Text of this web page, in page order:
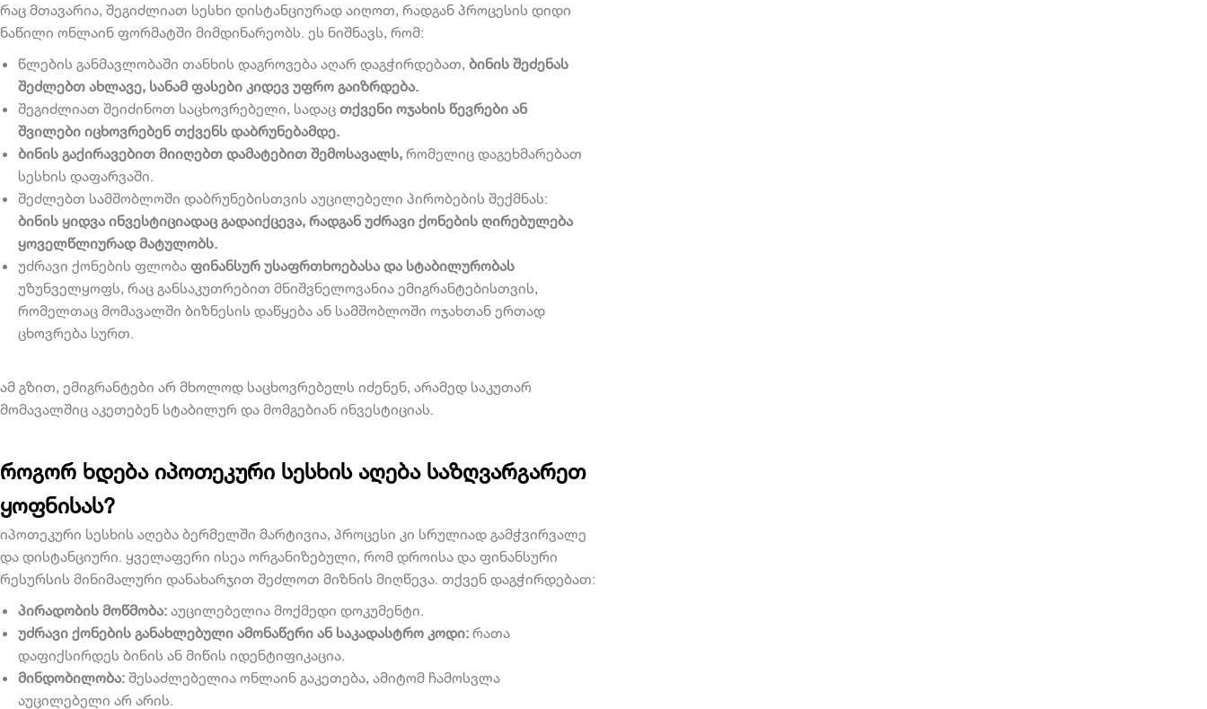
რაც მთავარია, შეგიძლიათ სესხი დისტანციურად აიღოთ, რადგან პროცესის დიდი
ნაწილი ონლაინ ფორმატში მიმდინარეობს. ეს ნიშნავს, რომ:
წლების განმავლობაში თანხის დაგროვება აღარ დაგჭირდებათ, ბინის შეძენას
შეძლებთ ახლავე, სანამ ფასები კიდევ უფრო გაიზრდება.
შეგიძლიათ შეიძინოთ საცხოვრებელი, სადაც თქვენი ოჯახის წევრები ან
შვილები იცხოვრებენ თქვენს დაბრუნებამდე.
ბინის გაქირავებით მიიღებთ დამატებით შემოსავალს, რომელიც დაგეხმარებათ
სესხის დაფარვაში.
შეძლებთ სამშობლოში დაბრუნებისთვის აუცილებელი პირობების შექმნას:
ბინის ყიდვა ინვესტიციადაც გადაიქცევა, რადგან უძრავი ქონების ღირებულება
ყოველწლიურად მატულობს.
უძრავი ქონების ფლობა ფინანსურ უსაფრთხოებასა და სტაბილურობას
უზუნველყოფს, რაც განსაკუთრებით მნიშვნელოვანია ემიგრანტებისთვის,
რომელთაც მომავალში ბიზნესის დაწყება ან სამშობლოში ოჯახთან ერთად
ცხოვრება სურთ.
ამ გზით, ემიგრანტები არ მხოლოდ საცხოვრებელს იძენენ, არამედ საკუთარ
მომავალშიც აკეთებენ სტაბილურ და მომგებიან ინვესტიციას.
როგორ ხდება იპოთეკური სესხის აღება საზღვარგარეთ
ყოფნისას?
იპოთეკური სესხის აღება ბერმელში მარტივია, პროცესი კი სრულიად გამჭვირვალე
და დისტანციური. ყველაფერი ისეა ორგანიზებული, რომ დროისა და ფინანსური
რესურსის მინიმალური დანახარჯით შეძლოთ მიზნის მიღწევა. თქვენ დაგჭირდებათ:
პირადობის მოწმობა: აუცილებელია მოქმედი დოკუმენტი.
უძრავი ქონების განახლებული ამონაწერი ან საკადასტრო კოდი: რათა
დაფიქსირდეს ბინის ან მიწის იდენტიფიკაცია.
მინდობილობა: შესაძლებელია ონლაინ გაკეთება, ამიტომ ჩამოსვლა
აუცილებელი არ არის.